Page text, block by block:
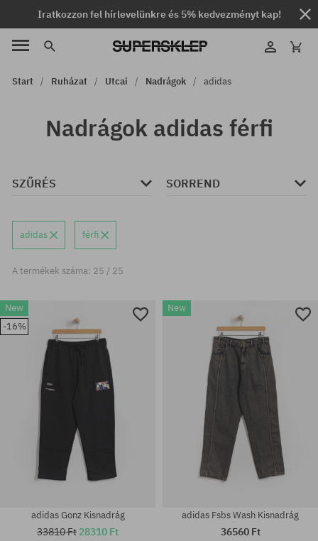
Iratkozzon fel hírlevelünkre és 5% kedvezményt kap!
Start Ruházat Utcai Nadrágok adidas
Nadrágok adidas férfi
SZŰRÉS SORREND
adidas férfi
A termékek száma: 25 / 25
New
-16%
adidas Gonz Kisnadrág
33810 Ft 28310 Ft
New
adidas Fsbs Wash Kisnadrág
36560 Ft